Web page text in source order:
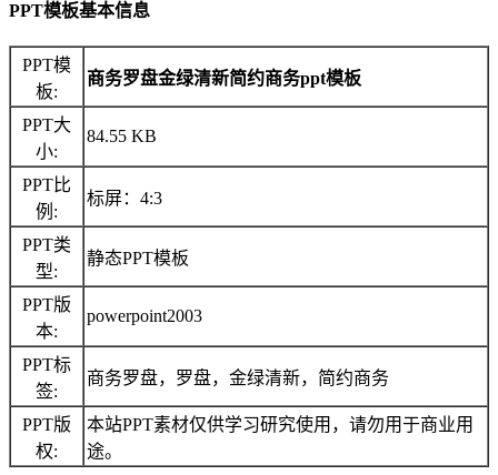
PPT模板基本信息
PPT模
板:
商务罗盘金绿清新简约商务ppt模板
PPT大
小:
84.55 KB
PPT比
例:
标屏：4:3
PPT类
型:
静态PPT模板
PPT版
本:
powerpoint2003
PPT标
签:
商务罗盘，罗盘，金绿清新，简约商务
PPT版
权:
本站PPT素材仅供学习研究使用，请勿用于商业用
途。